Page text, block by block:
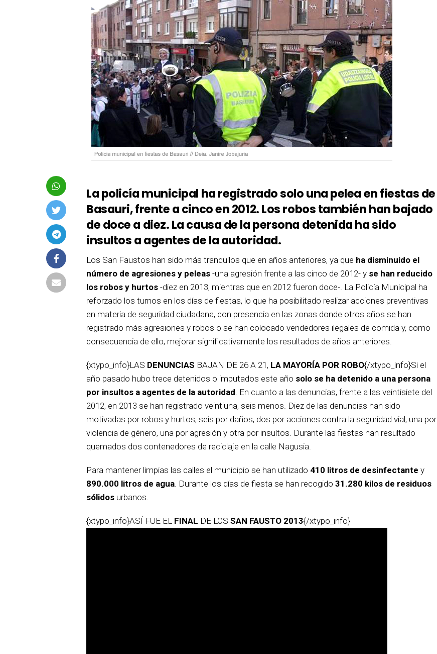
La policía municipal ha registrado solo una pelea en fiestas de
Basauri, frente a cinco en 2012. Los robos también han bajado
de doce a diez. La causa de la persona detenida ha sido
insultos a agentes de la autoridad.
Los San Faustos han sido más tranquilos que en años anteriores, ya que ha disminuido el
número de agresiones y peleas -una agresión frente a las cinco de 2012- y se han reducido
los robos y hurtos -diez en 2013, mientras que en 2012 fueron doce-. La Policía Municipal ha
reforzado los turnos en los días de fiestas, lo que ha posibilitado realizar acciones preventivas
en materia de seguridad ciudadana, con presencia en las zonas donde otros años se han
registrado más agresiones y robos o se han colocado vendedores ilegales de comida y, como
consecuencia de ello, mejorar significativamente los resultados de años anteriores.
{xtypo_info}LAS DENUNCIAS BAJAN DE 26 A 21, LA MAYORÍA POR ROBO{/xtypo_info}Si el
año pasado hubo trece detenidos o imputados este año solo se ha detenido a una persona
por insultos a agentes de la autoridad . En cuanto a las denuncias, frente a las veintisiete del
2012, en 2013 se han registrado veintiuna, seis menos. Diez de las denuncias han sido
motivadas por robos y hurtos, seis por daños, dos por acciones contra la seguridad vial, una por
violencia de género, una por agresión y otra por insultos. Durante las fiestas han resultado
quemados dos contenedores de reciclaje en la calle Nagusia.
Para mantener limpias las calles el municipio se han utilizado 410 litros de desinfectante y
890.000 litros de agua . Durante los días de fiesta se han recogido 31.280 kilos de residuos
sólidos urbanos.
{xtypo_info}ASÍ FUE EL FINAL DE LOS SAN FAUSTO 2013{/xtypo_info}